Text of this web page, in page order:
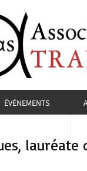
ÉVÉNEMENTS
lauréate